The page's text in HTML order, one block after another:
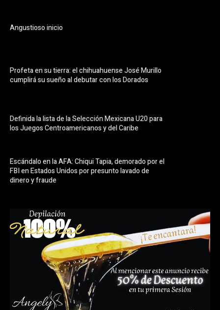
Angustioso inicio
Profeta en su tierra: el chihuahuense José Murillo
cumplirá su sueño al debutar con los Dorados
Definida la lista de la Selección Mexicana U20 para
los Juegos Centroamericanos y del Caribe
Escándalo en la AFA: Chiqui Tapia, demorado por el
FBI en Estados Unidos por presunto lavado de
dinero y fraude